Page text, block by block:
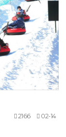
2166 02-14